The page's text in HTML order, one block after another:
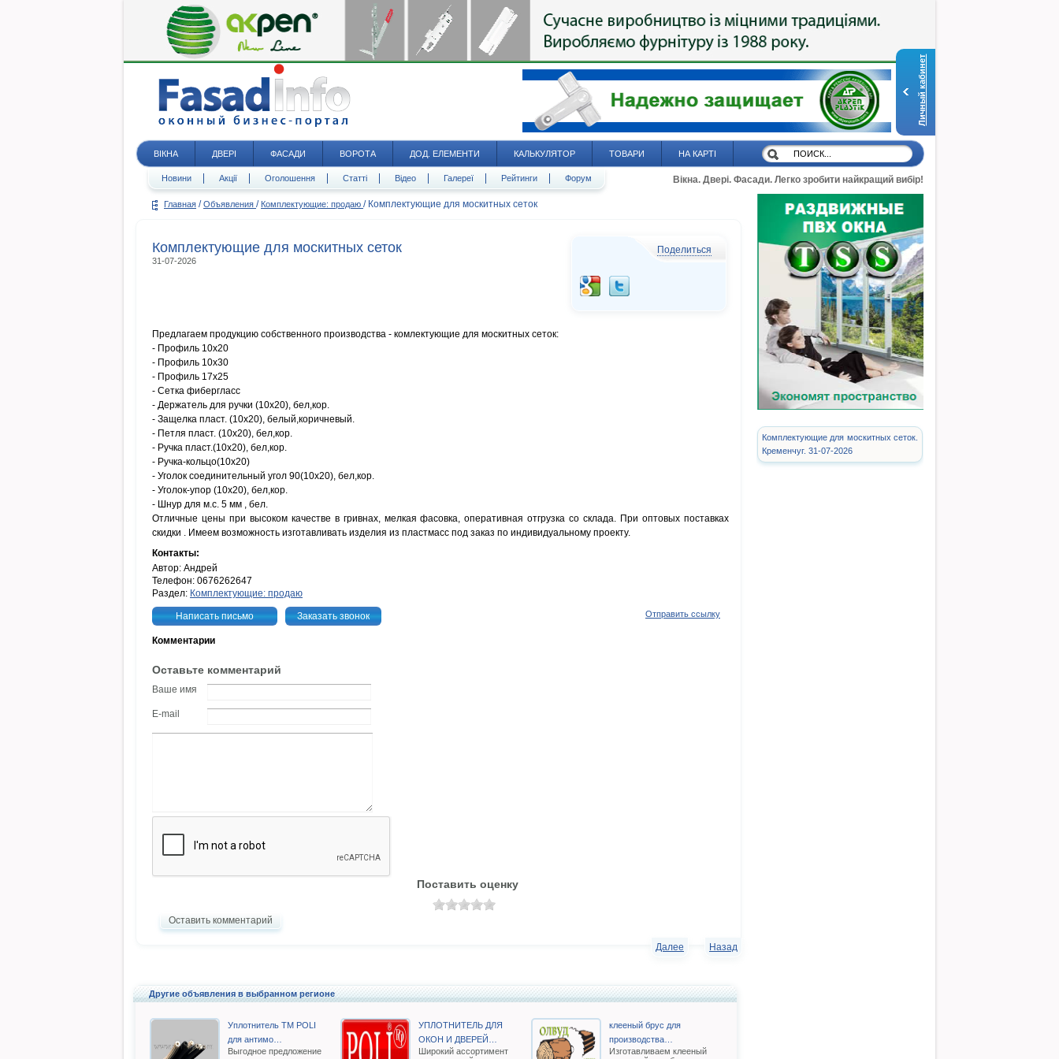
Личный кабинет
ВІКНА ДВЕРІ ФАСАДИ ВОРОТА ДОД. ЕЛЕМЕНТИ КАЛЬКУЛЯТОР ТОВАРИ НА КАРТІ
Новини Акції Оголошення Статті Відео Галереї Рейтинги Форум Вікна. Двері. Фасади. Легко зробити найкращий вибір!
Главная / Объявления / Комплектующие: продаю / Комплектующие для москитных сеток
Комплектующие для москитных сеток
31-07-2026
Поделиться
Предлагаем продукцию собственного производства - комлектующие для москитных сеток:
- Профиль 10х20
- Профиль 10х30
- Профиль 17х25
- Сетка фибергласс
- Держатель для ручки (10х20), бел,кор.
- Защелка пласт. (10х20), белый,коричневый.
- Петля пласт. (10х20), бел,кор.
- Ручка пласт.(10х20), бел,кор.
- Ручка-кольцо(10х20)
- Уголок соединительный угол 90(10х20), бел,кор.
- Уголок-упор (10х20), бел,кор.
- Шнур для м.с. 5 мм , бел.
Отличные цены при высоком качестве в гривнах, мелкая фасовка, оперативная отгрузка со склада. При оптовых поставках
скидки . Имеем возможность изготавливать изделия из пластмасс под заказ по индивидуальному проекту.
Контакты:
Автор: Андрей
Телефон: 0676262647
Раздел: Комплектующие: продаю
Написать письмо Заказать звонок Отправить ссылку
Комментарии
Оставьте комментарий
Ваше имя
E-mail
Поставить оценку
Оставить комментарий
Назад
Далее
Другие объявления в выбранном регионе
Уплотнитель TM POLI
для антимо…
Выгодное предложение
УПЛОТНИТЕЛЬ ДЛЯ
ОКОН И ДВЕРЕЙ…
Широкий ассортимент
клееный брус для
производства…
Изготавливаем клееный
Комплектующие для москитных сеток.
Кременчуг. 31-07-2026